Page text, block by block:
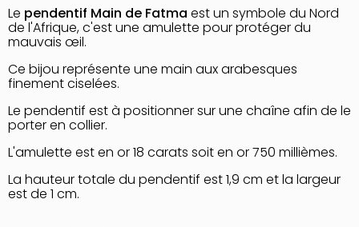
Le pendentif Main de Fatma est un symbole du Nord
de l'Afrique, c'est une amulette pour protéger du
mauvais œil.
Ce bijou représente une main aux arabesques
finement ciselées.
Le pendentif est à positionner sur une chaîne afin de le
porter en collier.
L'amulette est en or 18 carats soit en or 750 millièmes.
La hauteur totale du pendentif est 1,9 cm et la largeur
est de 1 cm.